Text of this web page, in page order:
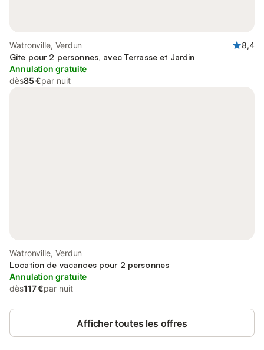
Watronville, Verdun
8,4
Gîte pour 2 personnes, avec Terrasse et Jardin
Annulation gratuite
dès85 €par nuit
Watronville, Verdun
Location de vacances pour 2 personnes
Annulation gratuite
dès117 €par nuit
Afficher toutes les offres